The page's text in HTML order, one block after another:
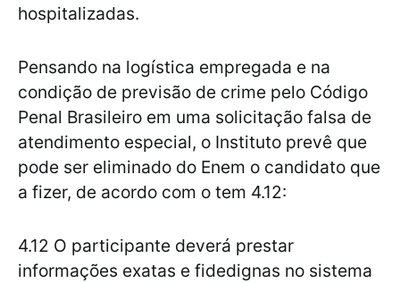
hospitalizadas.
Pensando na logística empregada e na
condição de previsão de crime pelo Código
Penal Brasileiro em uma solicitação falsa de
atendimento especial, o Instituto prevê que
pode ser eliminado do Enem o candidato que
a fizer, de acordo com o tem 4.12:
4.12 O participante deverá prestar
informações exatas e fidedignas no sistema